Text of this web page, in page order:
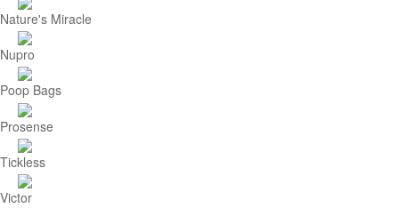
Nature's Miracle
Nupro
Poop Bags
Prosense
Tickless
Victor